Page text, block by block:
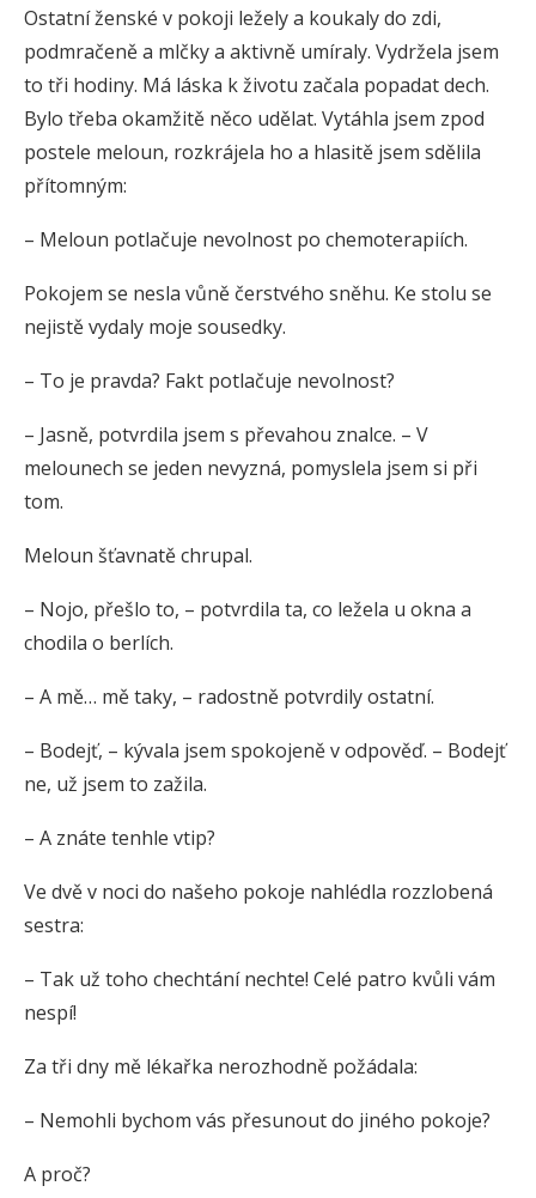
Ostatní ženské v pokoji ležely a koukaly do zdi,
podmračeně a mlčky a aktivně umíraly. Vydržela jsem
to tři hodiny. Má láska k životu začala popadat dech.
Bylo třeba okamžitě něco udělat. Vytáhla jsem zpod
postele meloun, rozkrájela ho a hlasitě jsem sdělila
přítomným:
– Meloun potlačuje nevolnost po chemoterapiích.
Pokojem se nesla vůně čerstvého sněhu. Ke stolu se
nejistě vydaly moje sousedky.
– To je pravda? Fakt potlačuje nevolnost?
– Jasně, potvrdila jsem s převahou znalce. – V
melounech se jeden nevyzná, pomyslela jsem si při
tom.
Meloun šťavnatě chrupal.
– Nojo, přešlo to, – potvrdila ta, co ležela u okna a
chodila o berlích.
– A mě… mě taky, – radostně potvrdily ostatní.
– Bodejť, – kývala jsem spokojeně v odpověď. – Bodejť
ne, už jsem to zažila.
– A znáte tenhle vtip?
Ve dvě v noci do našeho pokoje nahlédla rozzlobená
sestra:
– Tak už toho chechtání nechte! Celé patro kvůli vám
nespí!
Za tři dny mě lékařka nerozhodně požádala:
– Nemohli bychom vás přesunout do jiného pokoje?
A proč?